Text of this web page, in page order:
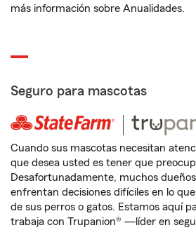
más información sobre Anualidades.
Seguro para mascotas
Cuando sus mascotas necesitan
que desea usted es tener que
Desafortunadamente, muchos
enfrentan decisiones difíciles en lo
de sus perros o gatos. Estamos aquí
trabaja con Trupanion® —líder en